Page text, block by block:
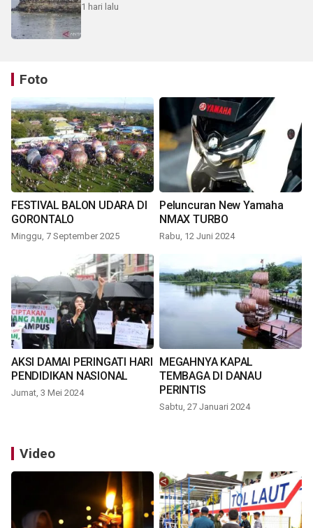
1 hari lalu
Foto
FESTIVAL BALON UDARA DI
GORONTALO
Minggu, 7 September 2025
Peluncuran New Yamaha
NMAX TURBO
Rabu, 12 Juni 2024
AKSI DAMAI PERINGATI HARI
PENDIDIKAN NASIONAL
Jumat, 3 Mei 2024
MEGAHNYA KAPAL
TEMBAGA DI DANAU
PERINTIS
Sabtu, 27 Januari 2024
Video